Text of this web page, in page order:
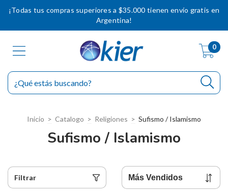
¡Todas tus compras superiores a $35.000 tienen envío gratis en
Argentina!
0
Inicio > Catalogo > Religiones > Sufismo / Islamismo
Sufismo / Islamismo
Filtrar